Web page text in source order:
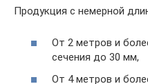
Продукция с немерной
От 2 метров и
сечения до 30 мм,
От 4 метров и